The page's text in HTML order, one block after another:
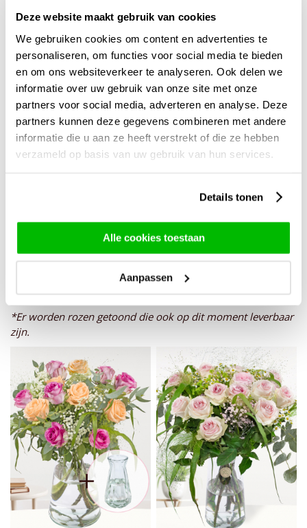
Deze website maakt gebruik van cookies
We gebruiken cookies om content en advertenties te
personaliseren, om functies voor social media te bieden
en om ons websiteverkeer te analyseren. Ook delen we
informatie over uw gebruik van onze site met onze
partners voor social media, adverteren en analyse. Deze
partners kunnen deze gegevens combineren met andere
informatie die u aan ze heeft verstrekt of die ze hebben
verzameld op basis van uw gebruik van hun services.
Details tonen
Alle cookies toestaan
Aanpassen
Waarom seizoensboeketten met
rozen bestellenbij ons?
✔ Altijd dagverse bloemen
✔ Duurzaam en seizoensgebonden
Bloemen bestellen was nog nooit zo eenvoudig – of zo leuk.
Onze seizoensboeketten
*Er worden rozen getoond die ook op dit moment leverbaar
zijn.